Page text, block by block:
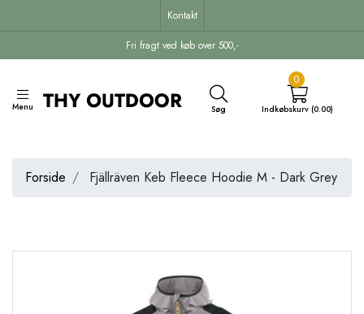
Fri fragt ved køb over 500,-
Kontakt
Menu Søg
0
Indkøbskurv (0.00)
Forside Fjällräven Keb Fleece Hoodie M - Dark Grey